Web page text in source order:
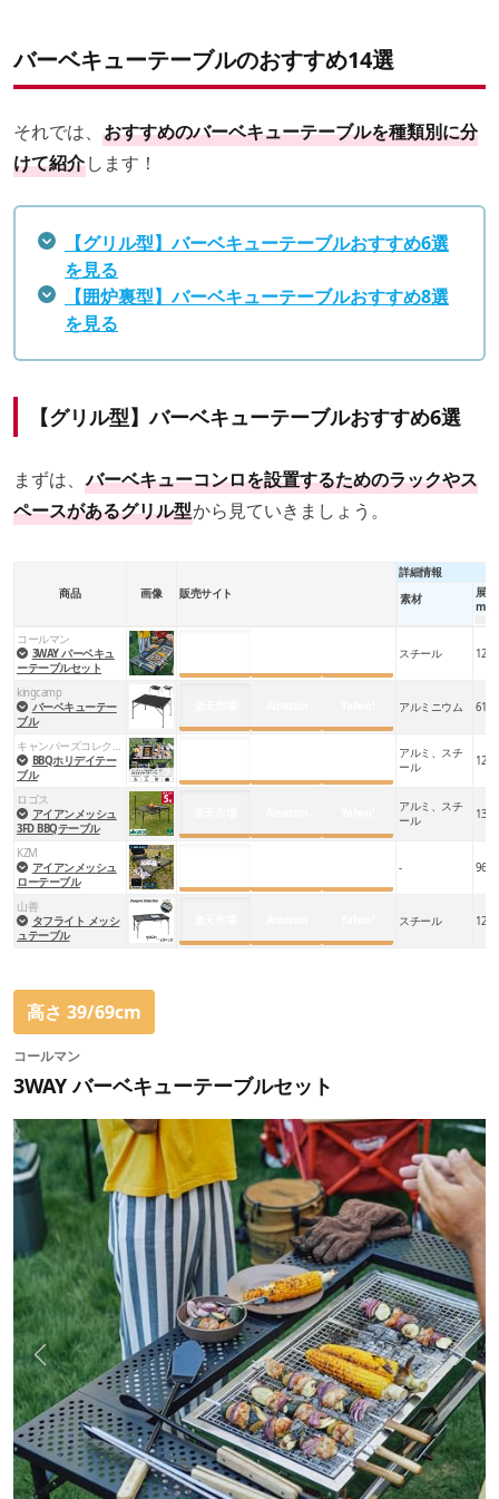
バーベキューテーブルのおすすめ14選
それでは、 おすすめのバーベキューテーブルを種類別に分
けて紹介します！
【グリル型】バーベキューテーブルおすすめ6選
を見る
【囲炉裏型】バーベキューテーブルおすすめ8選
を見る
【グリル型】バーベキューテーブルおすすめ6選
まずは、 バーベキューコンロを設置するためのラックやス
ペースがあるグリル型から見ていきましょう。
商品 画像 販売サイト
詳細情報
素材
展
m）
コールマン
3WAY バーベキュ
ーテーブルセット
スチール 121
kingcamp
バーベキューテー
ブル
アルミニウム 61
キャンパーズコレクション
BBQホリデイテー
ブル
アルミ、スチ
ール
122
ロゴス
アイアンメッシュ
3FD BBQテーブル
アルミ、スチ
ール
130
KZM
アイアンメッシュ
ローテーブル
- 96
山善
タフライト メッシ
ュテーブル
スチール 122
高さ 39/69cm
コールマン
3WAY バーベキューテーブルセット